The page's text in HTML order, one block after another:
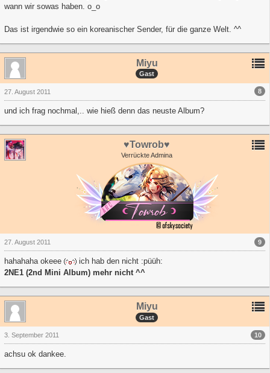
wann wir sowas haben. o_o
Das ist irgendwie so ein koreanischer Sender, für die ganze Welt. ^^
Miyu
Gast
8
27. August 2011
und ich frag nochmal,.. wie hieß denn das neuste Album?
♥Towrob♥
Verrückte Admina
9
27. August 2011
hahahaha okeee
ich hab den nicht :püüh:
2NE1 (2nd Mini Album) mehr nicht ^^
Miyu
Gast
10
3. September 2011
achsu ok dankee.